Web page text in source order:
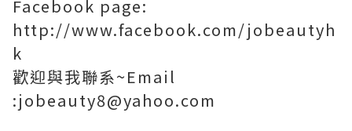
Facebook page:
http://www.facebook.com/jobeautyh
k
歡迎與我聯系~Email
:jobeauty8@yahoo.com